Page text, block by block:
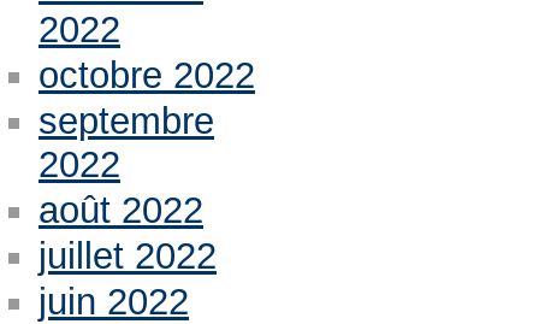
2022
octobre 2022
septembre
2022
août 2022
juillet 2022
juin 2022